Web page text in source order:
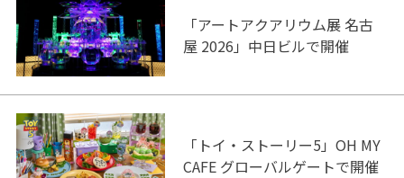
「アートアクアリウム展 名古
屋 2026」中日ビルで開催
「トイ・ストーリー5」OH MY
CAFE グローバルゲートで開催